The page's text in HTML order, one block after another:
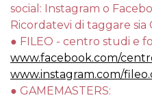
social: Instagram o
Ricordatevi di taggare sia
● FILEO - centro studi e
www.facebook.com/
www.instagram.com/
● GAMEMASTERS: